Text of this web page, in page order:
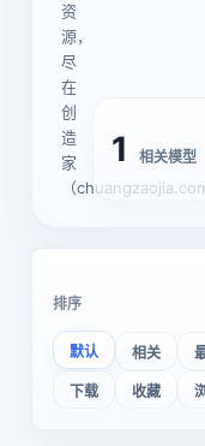
资
源，
尽
在
创
造
家
（
1 相关模型
排序
默认 相关
下载 收藏